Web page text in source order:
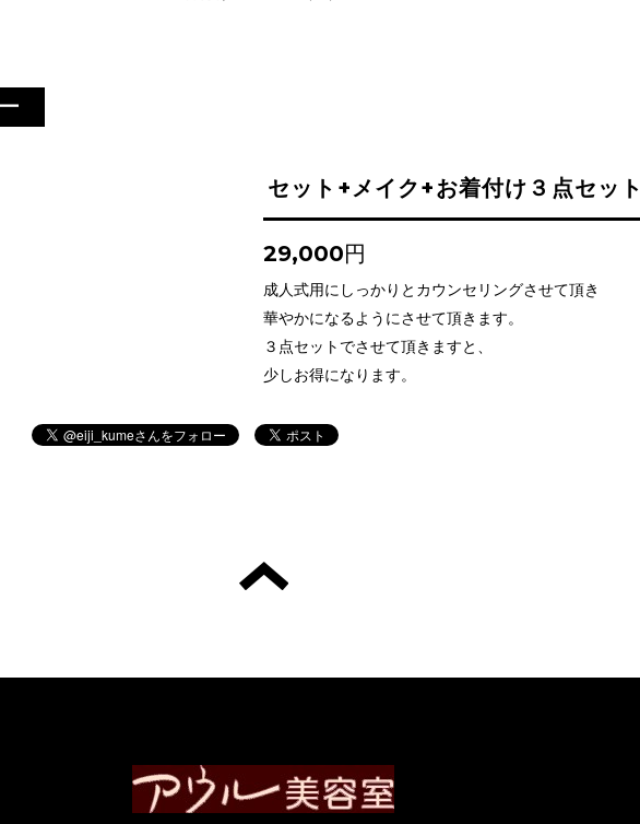
セット+メイク+お着付け３点セット
29,000円
成人式用にしっかりとカウンセリングさせて頂き
華やかになるようにさせて頂きます。
３点セットでさせて頂きますと、
少しお得になります。